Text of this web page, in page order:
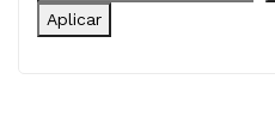
Aplicar